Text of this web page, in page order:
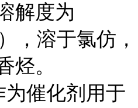
解度为
，溶于氯仿，
烃。
为催化剂用于